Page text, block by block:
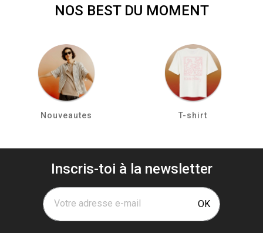
NOS BEST DU MOMENT
Nouveautes T-shirt
Inscris-toi à la newsletter
Votre adresse e-mail OK